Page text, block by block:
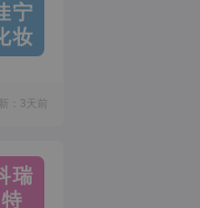
宁
妆
：3天前
瑞
特